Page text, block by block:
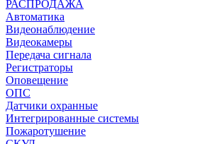
РАСПРОДАЖА
Автоматика
Видеонаблюдение
Видеокамеры
Передача сигнала
Регистраторы
Оповещение
ОПС
Датчики охранные
Интегрированные системы
Пожаротушение